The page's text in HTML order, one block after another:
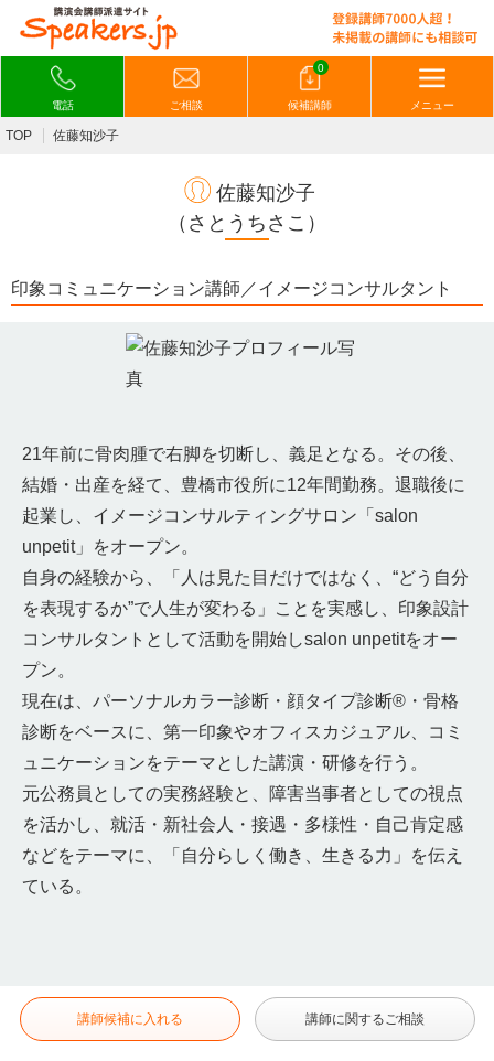
電話 ご相談
0
候補講師 メニュー
TOP 佐藤知沙子
佐藤知沙子
（さとうちさこ）
印象コミュニケーション講師／イメージコンサルタント
21年前に骨肉腫で右脚を切断し、義足となる。その後、
結婚・出産を経て、豊橋市役所に12年間勤務。退職後に
起業し、イメージコンサルティングサロン「salon
unpetit」をオープン。
自身の経験から、「人は見た目だけではなく、“どう自分
を表現するか”で人生が変わる」ことを実感し、印象設計
コンサルタントとして活動を開始しsalon unpetitをオー
プン。
現在は、パーソナルカラー診断・顔タイプ診断®・骨格
診断をベースに、第一印象やオフィスカジュアル、コミ
ュニケーションをテーマとした講演・研修を行う。
元公務員としての実務経験と、障害当事者としての視点
を活かし、就活・新社会人・接遇・多様性・自己肯定感
などをテーマに、「自分らしく働き、生きる力」を伝え
ている。
講師候補に入れる 講師に関するご相談